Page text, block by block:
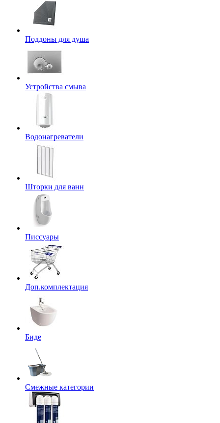
Поддоны для душа
Устройства смыва
Водонагреватели
Шторки для ванн
Писсуары
Доп.комплектация
Биде
Смежные категории